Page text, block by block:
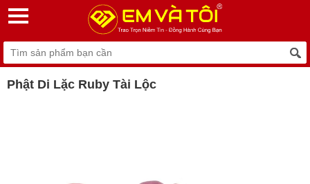
Phật Di Lặc Ruby Tài Lộc